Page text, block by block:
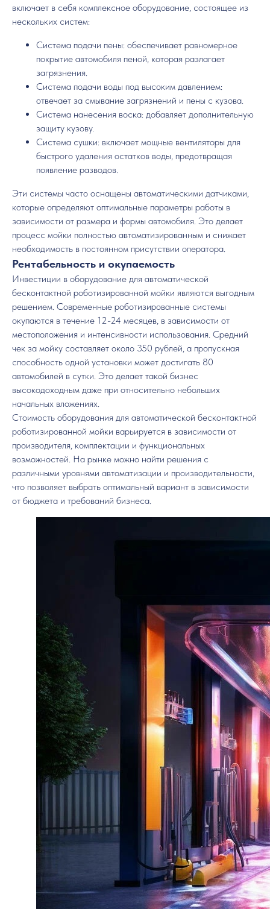
включает в себя комплексное оборудование, состоящее из
нескольких систем:
Система подачи пены: обеспечивает равномерное
покрытие автомобиля пеной, которая разлагает
загрязнения.
Система подачи воды под высоким давлением:
отвечает за смывание загрязнений и пены с кузова.
Система нанесения воска: добавляет дополнительную
защиту кузову.
Система сушки: включает мощные вентиляторы для
быстрого удаления остатков воды, предотвращая
появление разводов.
Эти системы часто оснащены автоматическими датчиками,
которые определяют оптимальные параметры работы в
зависимости от размера и формы автомобиля. Это делает
процесс мойки полностью автоматизированным и снижает
необходимость в постоянном присутствии оператора.
Рентабельность и окупаемость
Инвестиции в оборудование для автоматической
бесконтактной роботизированной мойки являются выгодным
решением. Современные роботизированные системы
окупаются в течение 12-24 месяцев, в зависимости от
местоположения и интенсивности использования. Средний
чек за мойку составляет около 350 рублей, а пропускная
способность одной установки может достигать 80
автомобилей в сутки. Это делает такой бизнес
высокодоходным даже при относительно небольших
начальных вложениях.
Стоимость оборудования для автоматической бесконтактной
роботизированной мойки варьируется в зависимости от
производителя, комплектации и функциональных
возможностей. На рынке можно найти решения с
различными уровнями автоматизации и производительности,
что позволяет выбрать оптимальный вариант в зависимости
от бюджета и требований бизнеса.